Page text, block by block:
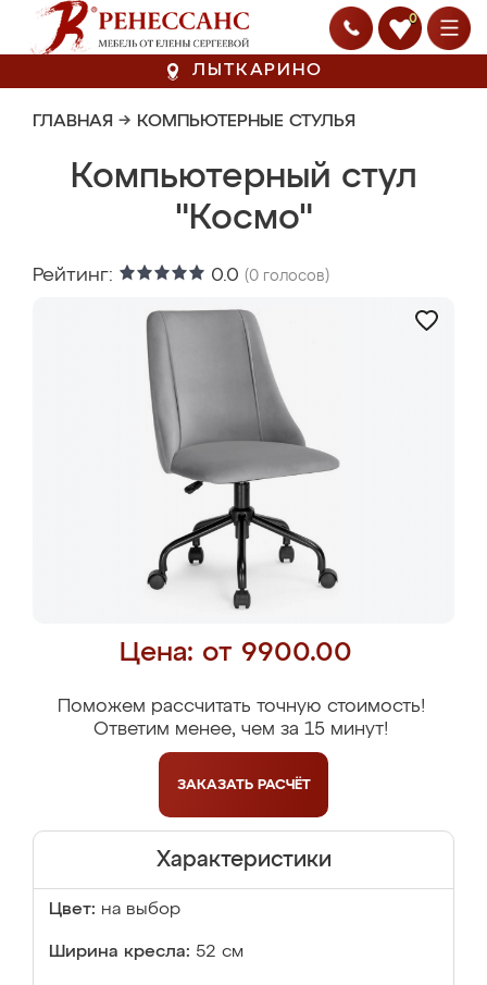
0
ЛЫТКАРИНО
ГЛАВНАЯ → КОМПЬЮТЕРНЫЕ СТУЛЬЯ
Компьютерный стул
"Космо"
Рейтинг: 0.0 (0 голосов)
Цена: от 9900.00
Поможем рассчитать точную стоимость!
Ответим менее, чем за 15 минут!
ЗАКАЗАТЬ РАСЧЁТ
Характеристики
Цвет: на выбор
Ширина кресла: 52 см